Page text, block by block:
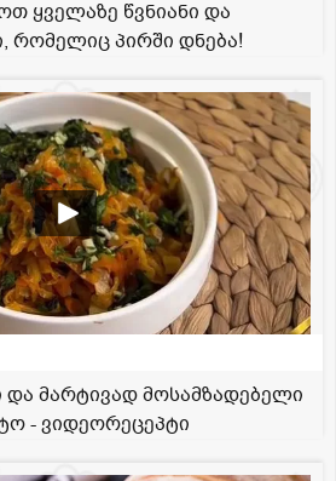
ყველაზე წვნიანი და
რომელიც პირში დნება!
მარტივად მოსამზადებელი
- ვიდეორეცეპტი